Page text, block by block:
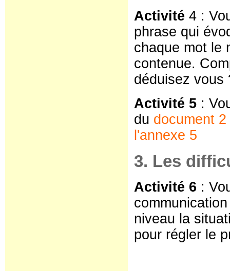
Activité 4 :
phrase qui
chaque mot le
contenue.
déduisez vous
Activité 5 :
du document 2
l'annexe 5
3. Les
Activité 6 :
niveau la
pour régler le